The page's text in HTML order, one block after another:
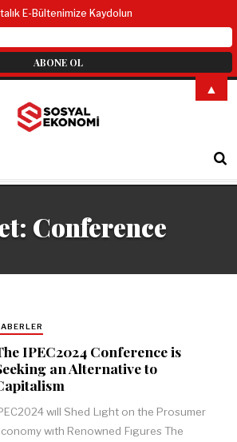
Conference
IPEC2024 Conference is
an Alternative to
wıll Shed Lıght on the Prosumer
wıth Renowned Fıgures The
E-Bültenimize Kaydolun
▲